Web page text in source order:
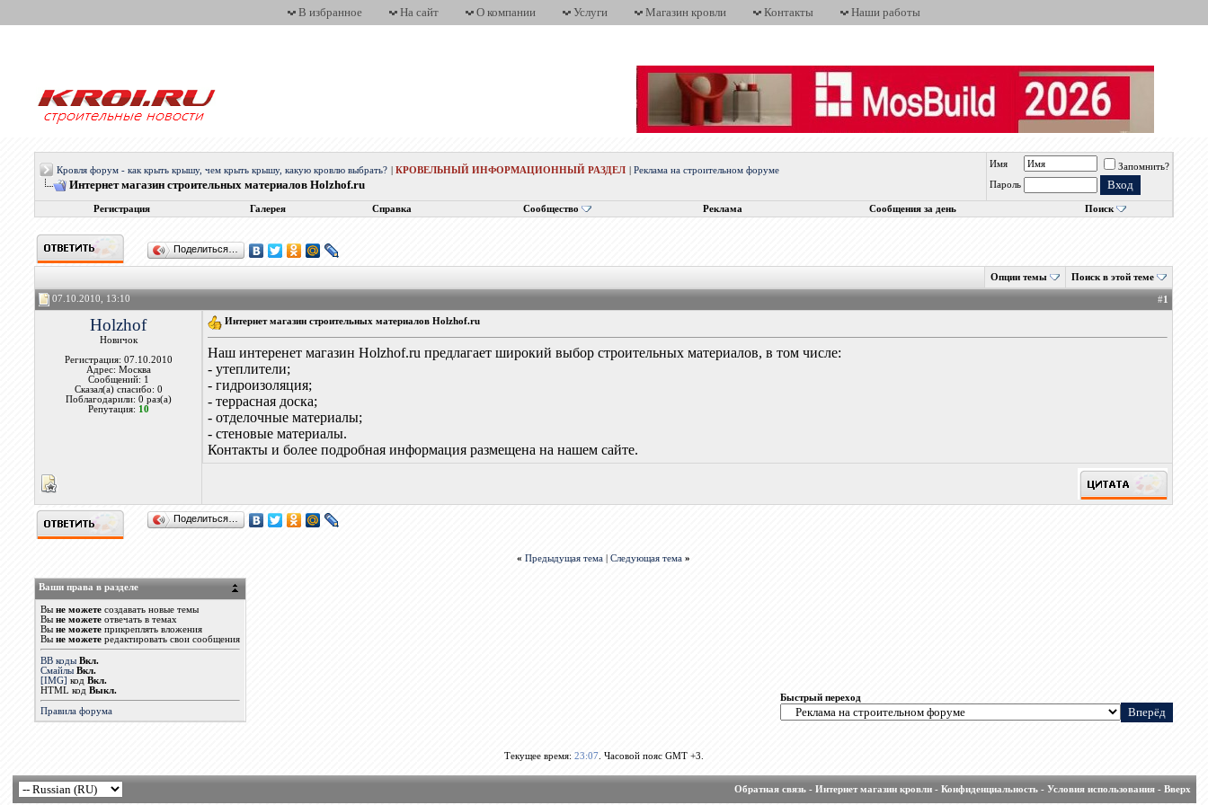
В избранное На сайт О компании Услуги Магазин кровли Контакты Наши работы
Кровля форум - как крыть крышу, чем крыть крышу, какую кровлю выбрать? |КРОВЕЛЬНЫЙ ИНФОРМАЦИОННЫЙ РАЗДЕЛ |Реклама на строительном форуме
Интернет магазин строительных материалов Holzhof.ru
Имя
Запомнить?
Пароль
Регистрация Галерея Справка Сообщество Реклама Сообщения за день Поиск
Поделиться…
Опции темы Поиск в этой теме
07.10.2010, 13:10 #1
Holzhof
Новичок
Регистрация: 07.10.2010
Адрес: Москва
Сообщений: 1
Сказал(а) спасибо: 0
Поблагодарили: 0 раз(а)
Репутация: 10
Интернет магазин строительных материалов Holzhof.ru
Наш интеренет магазин Holzhof.ru предлагает широкий выбор строительных материалов, в том числе:
- утеплители;
- гидроизоляция;
- террасная доска;
- отделочные материалы;
- стеновые материалы.
Контакты и более подробная информация размещена на нашем сайте.
Поделиться…
« Предыдущая тема |Следующая тема »
Ваши права в разделе
Выне можете создавать новые темы
Выне можете отвечать в темах
Выне можете прикреплять вложения
Выне можете редактировать свои сообщения
BB коды Вкл.
Смайлы Вкл.
[IMG] кодВкл.
HTML кодВыкл.
Правила форума
Быстрый переход
Текущее время: 23:07. Часовой пояс GMT +3.
Обратная связь- Интернет магазин кровли- Конфиденциальность- Условия использования- Вверх